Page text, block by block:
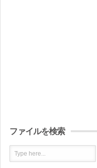
ファイルを検索